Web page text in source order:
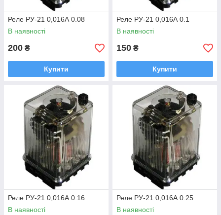
Реле РУ-21 0,016А 0.08
В наявності
200 ₴
Купити
Реле РУ-21 0,016А 0.1
В наявності
150 ₴
Купити
Реле РУ-21 0,016А 0.16
В наявності
Реле РУ-21 0,016А 0.25
В наявності